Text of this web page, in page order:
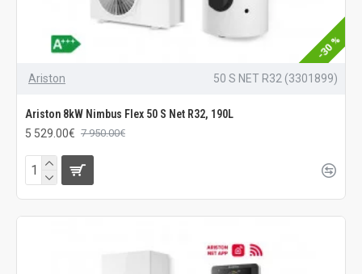
-30 %
Ariston 50 S NET R32 (3301899)
Ariston 8kW Nimbus Flex 50 S Net R32, 190L
5 529.00€ 7 950.00€